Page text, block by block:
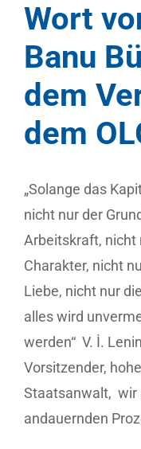
Wort
Banu
dem
dem
„Solange das
nicht nur der
Arbeitskraft, nicht
Charakter, nicht
Liebe, nicht nur
alles wird
werden“ V. İ.
Vorsitzender,
Staatsanwalt, wir
andauernden